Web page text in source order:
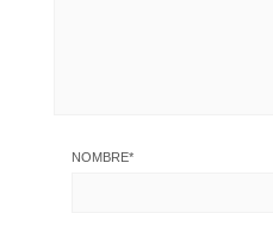
NOMBRE*